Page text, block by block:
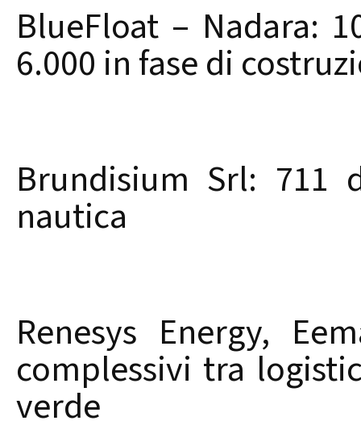
BlueFloat – Nadara:
6.000 in fase di
Brundisium Srl:
nautica
Renesys Energy,
complessivi tra
verde